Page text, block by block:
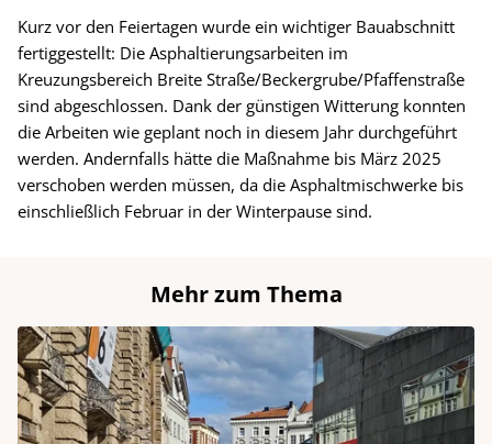
Kurz vor den Feiertagen wurde ein wichtiger Bauabschnitt
fertiggestellt: Die Asphaltierungsarbeiten im
Kreuzungsbereich Breite Straße/Beckergrube/Pfaffenstraße
sind abgeschlossen. Dank der günstigen Witterung konnten
die Arbeiten wie geplant noch in diesem Jahr durchgeführt
werden. Andernfalls hätte die Maßnahme bis März 2025
verschoben werden müssen, da die Asphaltmischwerke bis
einschließlich Februar in der Winterpause sind.
Mehr zum Thema